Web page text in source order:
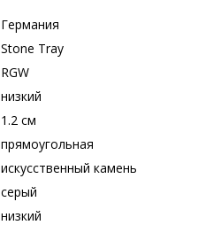
Германия
Stone Tray
RGW
низкий
1.2 см
прямоугольная
искусственный камень
серый
низкий